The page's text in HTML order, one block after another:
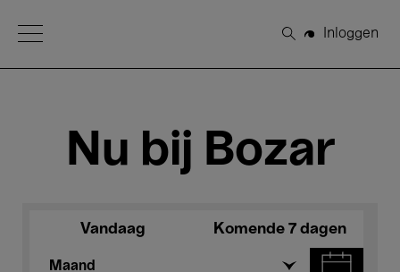
Open Menu
Zoeken
Inloggen
Nu bij Bozar
Vandaag Komende 7 dagen
Maand